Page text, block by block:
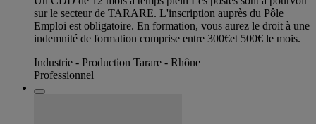
sur le secteur de TARARE. L'inscription auprès du Pôle
Emploi est obligatoire. En formation, vous aurez le droit à une
indemnité de formation comprise entre 300€et 500€ le mois.
Industrie - Production Tarare - Rhône
Professionnel